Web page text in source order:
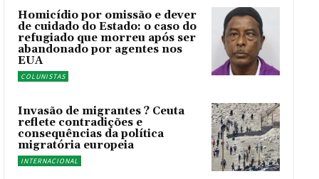
Homicídio por omissão e dever
de cuidado do Estado: o caso do
refugiado que morreu após ser
abandonado por agentes nos
EUA
COLUNISTAS
Invasão de migrantes ? Ceuta
reflete contradições e
consequências da política
migratória europeia
INTERNACIONAL